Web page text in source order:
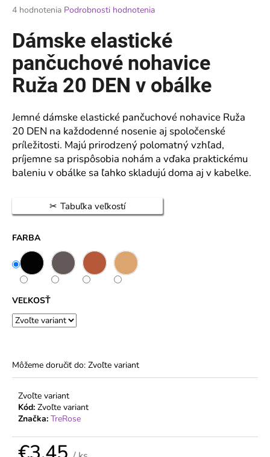
Priemerné
produktu
je
5
hviezdičiek.
4 hodnotenia Podrobnosti hodnotenia
Dámske elastické
pančuchové nohavice
Ruža 20 DEN v obálke
Jemné dámske elastické pančuchové nohavice Ruža
20 DEN na každodenné nosenie aj spoločenské
príležitosti. Majú prirodzený polomatný vzhľad,
príjemne sa prispôsobia nohám a vďaka praktickému
baleniu v obálke sa ľahko skladujú doma aj v kabelke.
Tabuľka veľkostí
FARBA
VEĽKOSŤ
Môžeme doručiť do: Zvoľte variant
Zvoľte variant
Kód: Zvoľte variant
Značka: TreRose
á
j
s
ť
?
HĽADAŤ
p
o
r
ú
č
m
e
NOHAVICE
20
VEĽKÝM
KLINOM
CM